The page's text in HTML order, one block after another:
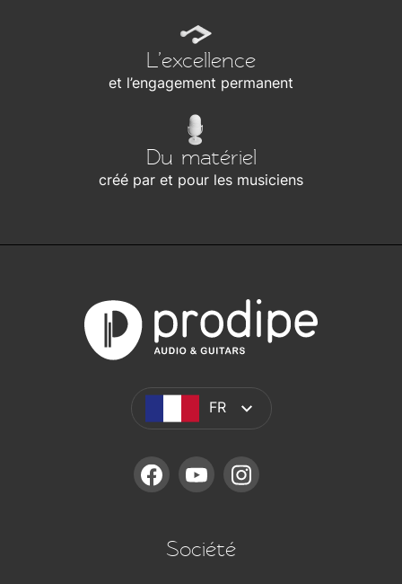
L’excellence
et l’engagement permanent
Du matériel
créé par et pour les musiciens
FR
FACEBOOKYOUTUBE
Société